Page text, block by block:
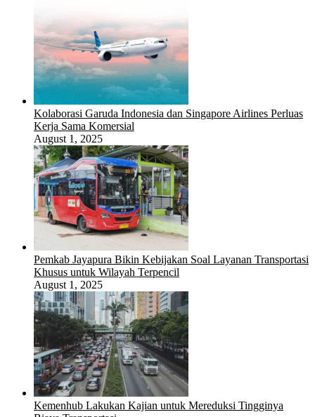
Kolaborasi Garuda Indonesia dan Singapore Airlines Perluas
Kerja Sama Komersial
August 1, 2025
Pemkab Jayapura Bikin Kebijakan Soal Layanan Transportasi
Khusus untuk Wilayah Terpencil
August 1, 2025
Kemenhub Lakukan Kajian untuk Mereduksi Tingginya